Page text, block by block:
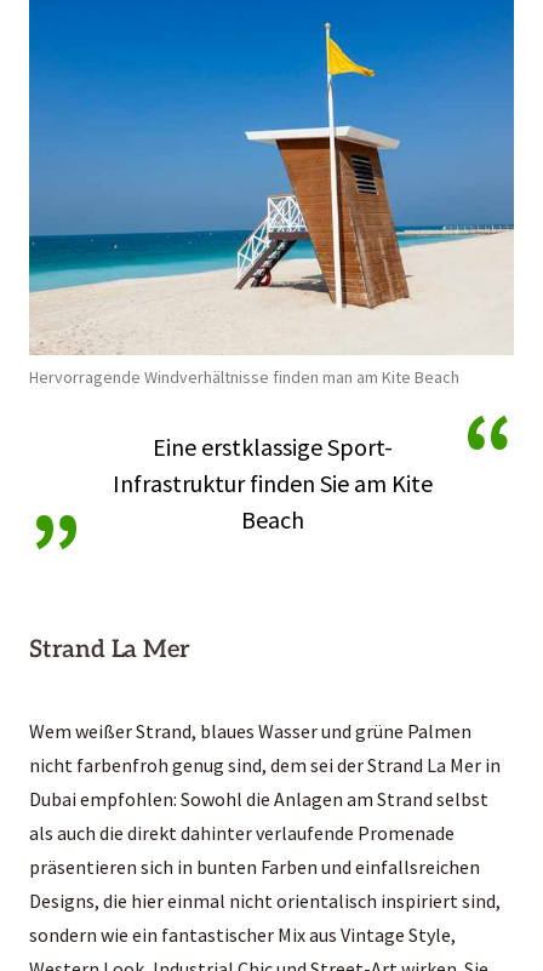
Hervorragende Windverhältnisse finden man am Kite Beach
„
Eine erstklassige Sport-
Infrastruktur finden Sie am Kite
Beach
“
Strand La Mer
Wem weißer Strand, blaues Wasser und grüne Palmen
nicht farbenfroh genug sind, dem sei der Strand La Mer in
Dubai empfohlen: Sowohl die Anlagen am Strand selbst
als auch die direkt dahinter verlaufende Promenade
präsentieren sich in bunten Farben und einfallsreichen
Designs, die hier einmal nicht orientalisch inspiriert sind,
sondern wie ein fantastischer Mix aus Vintage Style,